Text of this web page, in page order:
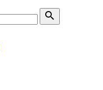
search